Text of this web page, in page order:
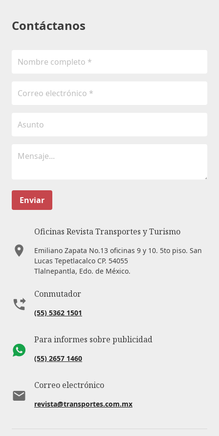
Contáctanos
Enviar
Oficinas Revista Transportes y Turismo
Emiliano Zapata No.13 oficinas 9 y 10. 5to piso. San
Lucas Tepetlacalco CP. 54055
Tlalnepantla, Edo. de México.
Conmutador
(55) 5362 1501
Para informes sobre publicidad
(55) 2657 1460
Correo electrónico
revista@transportes.com.mx